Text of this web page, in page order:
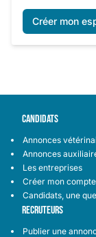
Créer mon
CANDIDATS
Annonces
Annonces
Les entreprises
Créer mon compte
Candidats, une
RECRUTEURS
Publier une